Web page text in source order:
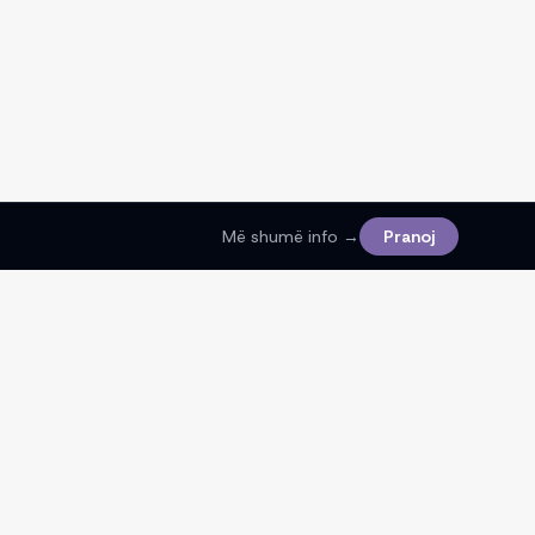
Më shumë info → Pranoj